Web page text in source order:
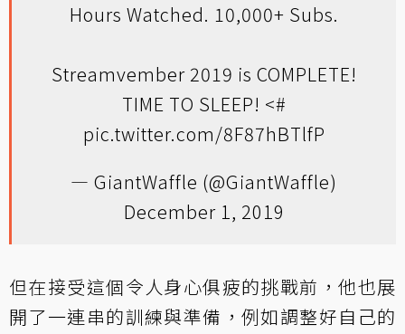
Hours Watched. 10,000+ Subs.
Streamvember 2019 is COMPLETE!
TIME TO SLEEP! <#
pic.twitter.com/8F87hBTlfP
— GiantWaffle (@GiantWaffle)
December 1, 2019
但在接受這個令人身心俱疲的挑戰前，他也展
開了一連串的訓練與準備，例如調整好自己的